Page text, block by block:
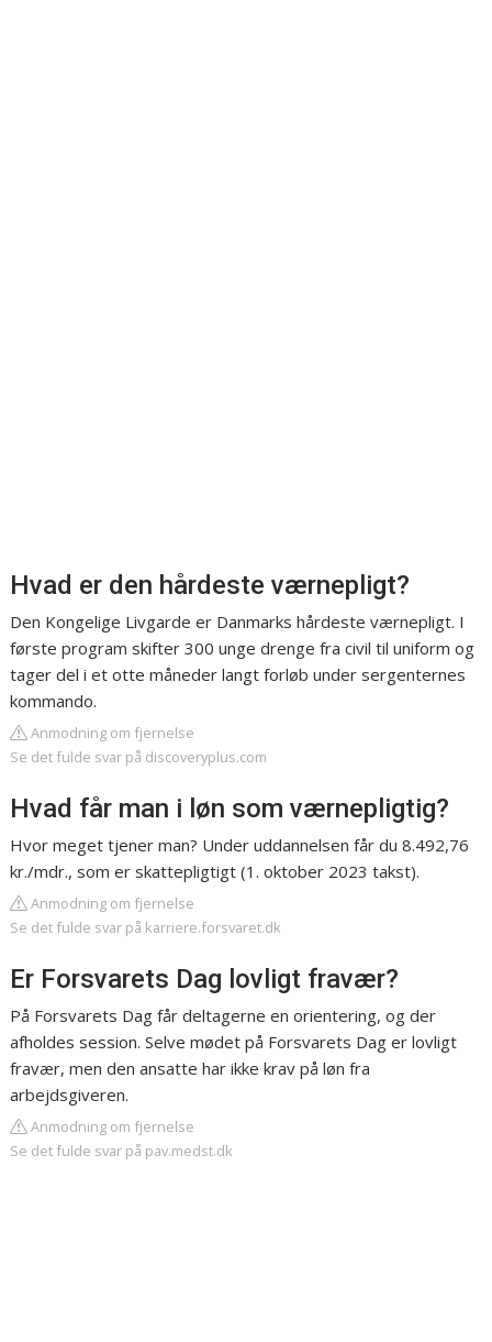
Hvad er den hårdeste værnepligt?
Den Kongelige Livgarde er Danmarks hårdeste værnepligt. I
første program skifter 300 unge drenge fra civil til uniform og
tager del i et otte måneder langt forløb under sergenternes
kommando.
Anmodning om fjernelse
Se det fulde svar på discoveryplus.com
Hvad får man i løn som værnepligtig?
Hvor meget tjener man? Under uddannelsen får du 8.492,76
kr./mdr., som er skattepligtigt (1. oktober 2023 takst).
Anmodning om fjernelse
Se det fulde svar på karriere.forsvaret.dk
Er Forsvarets Dag lovligt fravær?
På Forsvarets Dag får deltagerne en orientering, og der
afholdes session. Selve mødet på Forsvarets Dag er lovligt
fravær, men den ansatte har ikke krav på løn fra
arbejdsgiveren.
Anmodning om fjernelse
Se det fulde svar på pav.medst.dk